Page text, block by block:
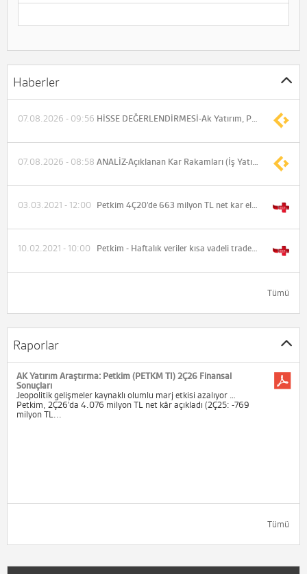
Haberler
HİSSE DEĞERLENDİRMESİ-Ak Yatırım, PETKM-Petkim için hedef fiyatını 19 TL'den 21,6 TL'ye yükseltti, tavsiyesini "nötr" olarak korudu
07.08.2026 - 09:56
ANALİZ-Açıklanan Kar Rakamları (İş Yatırım)
07.08.2026 - 08:58
Petkim 4Ç20’de 663 milyon TL net kar elde etti (piyasa beklentisi: 386 milyon TL, AK Yatırım: 355 milyon TL).
03.03.2021 - 12:00
Petkim - Haftalık veriler kısa vadeli trade fırsatının kalmadığını gösteriyor
10.02.2021 - 10:00
Tümü
Raporlar
AK Yatırım Araştırma: Petkim (PETKM TI) 2Ç26 Finansal
Sonuçları
Jeopolitik gelişmeler kaynaklı olumlu marj etkisi azalıyor …
Petkim, 2Ç26’da 4.076 milyon TL net kâr açıkladı (2Ç25: -769
milyon TL...
Tümü